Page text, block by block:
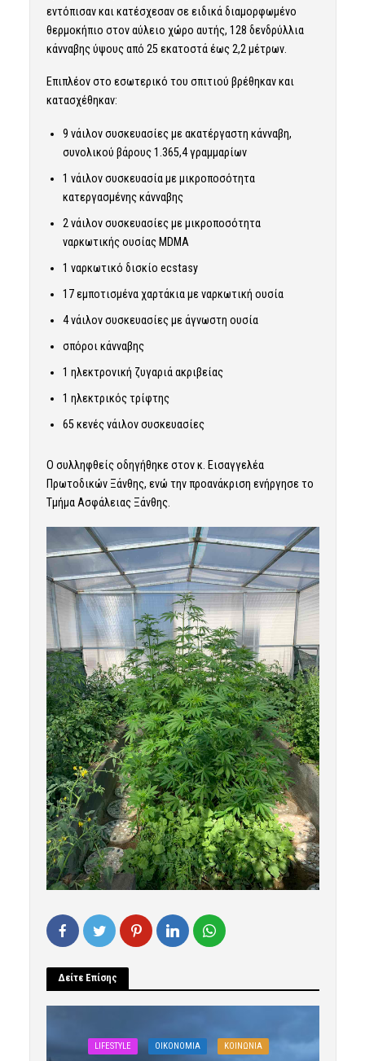
εντόπισαν και κατέσχεσαν σε ειδικά διαμορφωμένο
θερμοκήπιο στον αύλειο χώρο αυτής, 128 δενδρύλλια
κάνναβης ύψους από 25 εκατοστά έως 2,2 μέτρων.
Επιπλέον στο εσωτερικό του σπιτιού βρέθηκαν και
κατασχέθηκαν:
9 νάιλον συσκευασίες με ακατέργαστη κάνναβη,
συνολικού βάρους 1.365,4 γραμμαρίων
1 νάιλον συσκευασία με μικροποσότητα
κατεργασμένης κάνναβης
2 νάιλον συσκευασίες με μικροποσότητα
ναρκωτικής ουσίας MDMA
1 ναρκωτικό δισκίο ecstasy
17 εμποτισμένα χαρτάκια με ναρκωτική ουσία
4 νάιλον συσκευασίες με άγνωστη ουσία
σπόροι κάνναβης
1 ηλεκτρονική ζυγαριά ακριβείας
1 ηλεκτρικός τρίφτης
65 κενές νάιλον συσκευασίες
Ο συλληφθείς οδηγήθηκε στον κ. Εισαγγελέα
Πρωτοδικών Ξάνθης, ενώ την προανάκριση ενήργησε το
Τμήμα Ασφάλειας Ξάνθης.
Δείτε Επίσης
LIFESTYLE OIKONOMIA ΚΟΙΝΩΝΙΑ